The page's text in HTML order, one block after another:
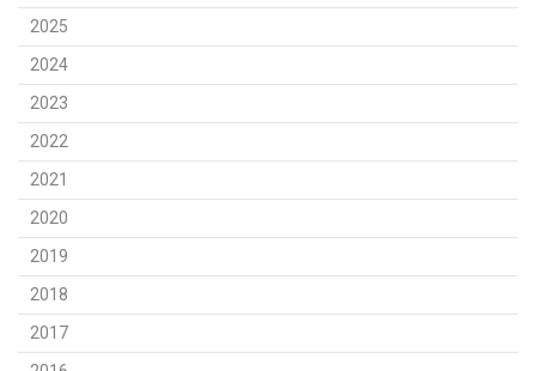
2025
2024
2023
2022
2021
2020
2019
2018
2017